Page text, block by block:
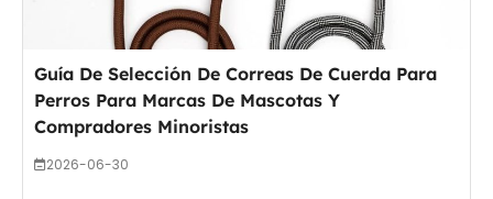
Guía De Selección De Correas De Cuerda Para
Perros Para Marcas De Mascotas Y
Compradores Minoristas
2026-06-30